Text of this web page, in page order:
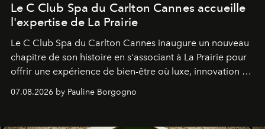
Le C Club Spa du Carlton Cannes accueille
l'expertise de La Prairie
Le C Club Spa du Carlton Cannes inaugure un nouveau
chapitre de son histoire en s'associant à La Prairie pour
offrir une expérience de bien-être où luxe, innovation et
expertise se rencontrent.
07.08.2026 by Pauline Borgogno